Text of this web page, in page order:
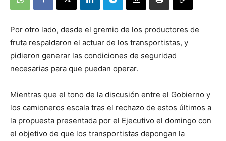
Por otro lado, desde el gremio de los productores de
fruta respaldaron el actuar de los transportistas, y
pidieron generar las condiciones de seguridad
necesarias para que puedan operar.
Mientras que el tono de la discusión entre el Gobierno y
los camioneros escala tras el rechazo de estos últimos a
la propuesta presentada por el Ejecutivo el domingo con
el objetivo de que los transportistas depongan la